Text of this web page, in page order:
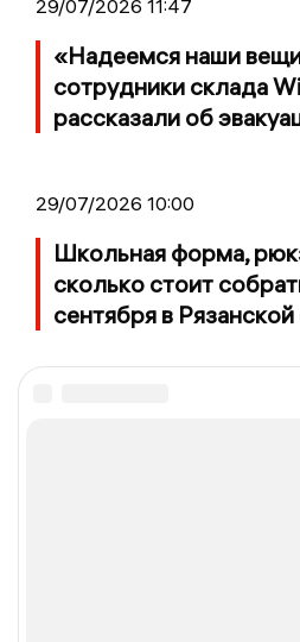
29/07/2026 11:47
«Надеемся наши
сотрудники склада
рассказали об
29/07/2026 10:00
Школьная форма,
сколько стоит
сентября в